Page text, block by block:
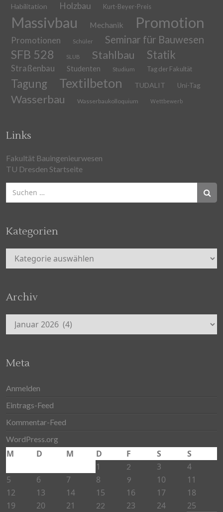
Habilitation Holzbau Kurt-Beyer-Preis
Massivbau Mechanik Promotion
Promotionen Schüler Seminar für Bauwesen
SFB 528 SLUB Stahlbau Statik
Straßenbau Studenten Studium Tag der Fakultät
Tagung Textilbeton TUDALIT Uni-Tag
Wasserbau Wasserbaukolloquium Wettbewerb
Links
Fakultät Bauingenieurwesen
TU Dresden Startseite
nach:
Kategorien
Kategorien
Archiv
Archiv
Meta
Anmelden
Eintrags-Feed
Kommentar-Feed
WordPress.org
M D M D F S
S
1
2 3
4
5
6 7 8 9 10
11
12
13 14 15 16 17
18
19
20 21 22 23 24
25